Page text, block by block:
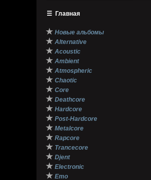
☰ Главная
★ Новые альбомы
★ Alternative
★ Acoustic
★ Ambient
★ Atmospheric
★ Chaotic
★ Core
★ Deathcore
★ Hardcore
★ Post-Hardcore
★ Metalcore
★ Rapcore
★ Trancecore
★ Djent
★ Electronic
★ Emo